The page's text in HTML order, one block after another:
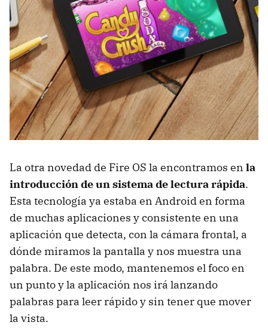
La otra novedad de Fire OS la encontramos en la
introducción de un sistema de lectura rápida.
Esta tecnología ya estaba en Android en forma
de muchas aplicaciones y consistente en una
aplicación que detecta, con la cámara frontal, a
dónde miramos la pantalla y nos muestra una
palabra. De este modo, mantenemos el foco en
un punto y la aplicación nos irá lanzando
palabras para leer rápido y sin tener que mover
la vista.